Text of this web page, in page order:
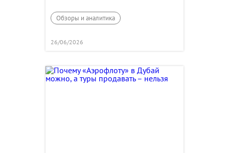
Обзоры и аналитика
26/06/2026